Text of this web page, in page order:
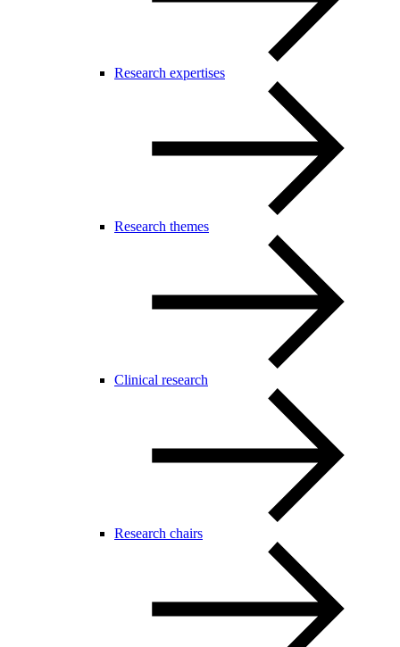
Research expertises
Research themes
Clinical research
Research chairs